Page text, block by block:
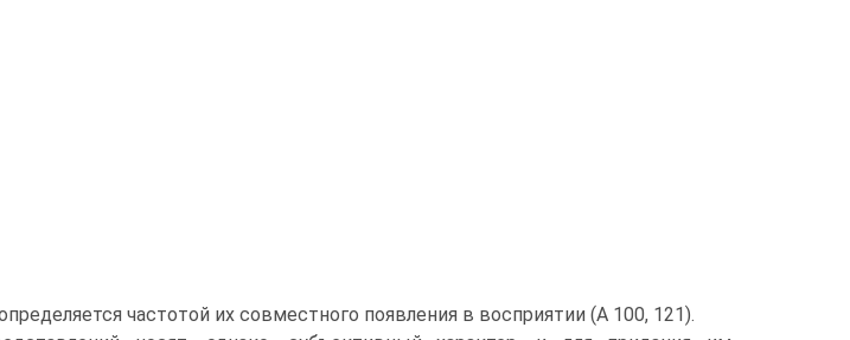
частотой их совместного по­явления в восприятии (А 100, 121).